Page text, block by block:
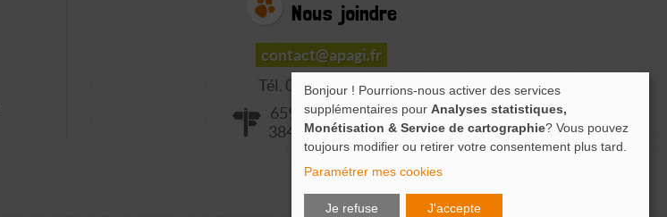
Nous joindre
contact@apagi.fr
Tél. 04 76 77 20 06
659 Route de L'Isère
38420 LE VERSOUD
Bonjour ! Pourrions-nous activer des services
supplémentaires pour Analyses statistiques,
Monétisation & Service de cartographie? Vous pouvez
toujours modifier ou retirer votre consentement plus tard.
Paramétrer mes cookies
Je refuse J'accepte